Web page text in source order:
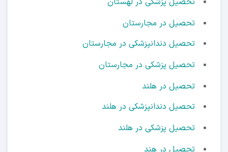
تحصیل در مجارستان
تحصیل دندانپزشکی در مجارستان
تحصیل پزشکی در مجارستان
تحصیل در هلند
تحصیل دندانپزشکی در هلند
تحصیل پزشکی در هلند
تحصیل در هند